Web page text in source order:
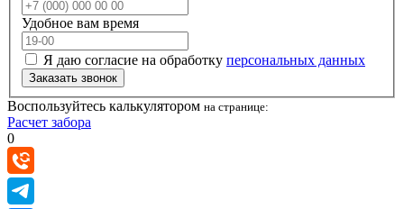
Удобное вам время
Я даю согласие на обработку персональных данных
Заказать звонок
Воспользуйтесь калькулятором на странице:
Расчет забора
0